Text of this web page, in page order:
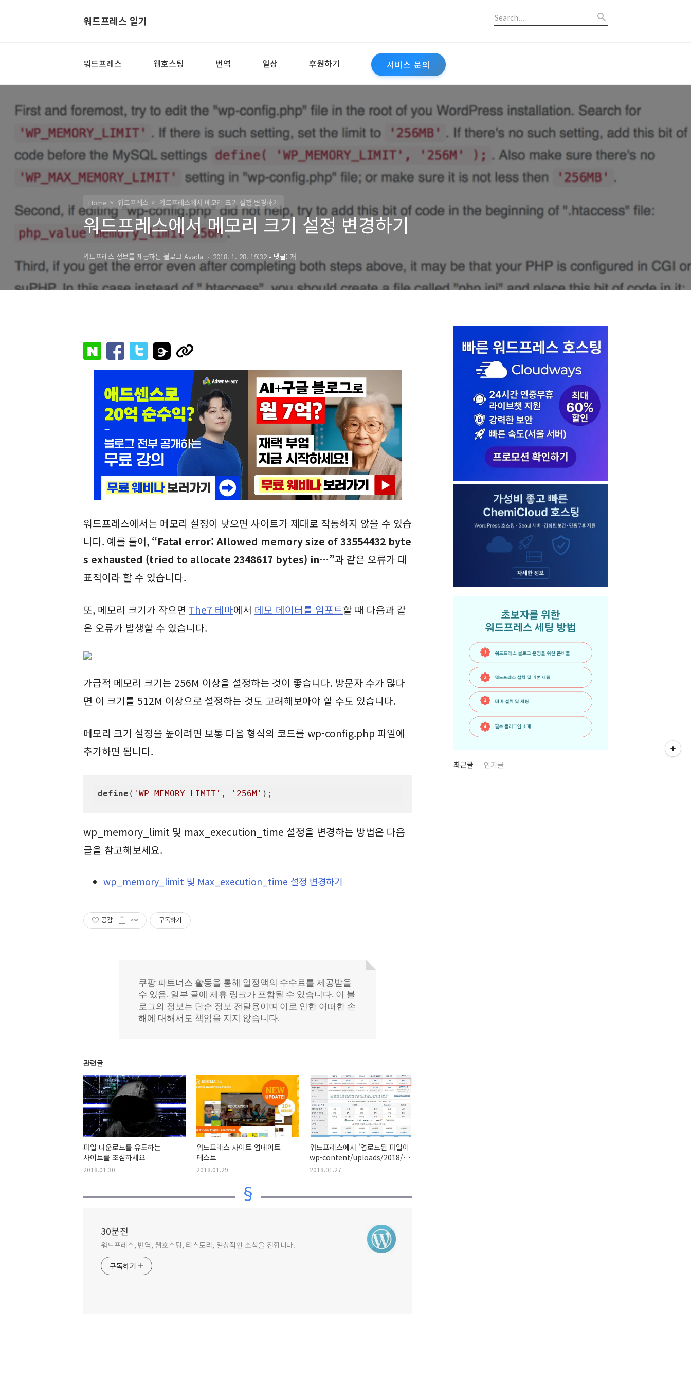
워드프레스 일기
워드프레스 웹호스팅 번역 일상 후원하기 서비스 문의
Home 워드프레스 워드프레스에서 메모리 크기 설정 변경하기
워드프레스에서 메모리 크기 설정 변경하기
워드프레스 정보를 제공하는 블로그 Avada 2018. 1. 28. 19:32 • 댓글: 개
워드프레스에서는 메모리 설정이 낮으면 사이트가 제대로 작동하지 않을 수 있습
니다. 예를 들어, “Fatal error: Allowed memory size of 33554432 byte
s exhausted (tried to allocate 2348617 bytes) in…”과 같은 오류가 대
표적이라 할 수 있습니다.
또, 메모리 크기가 작으면 The7 테마에서 데모 데이터를 임포트할 때 다음과 같
은 오류가 발생할 수 있습니다.
가급적 메모리 크기는 256M 이상을 설정하는 것이 좋습니다. 방문자 수가 많다
면 이 크기를 512M 이상으로 설정하는 것도 고려해보아야 할 수도 있습니다.
메모리 크기 설정을 높이려면 보통 다음 형식의 코드를 wp-config.php 파일에
추가하면 됩니다.
define ( 'WP_MEMORY_LIMIT' , '256M' );
wp_memory_limit 및 max_execution_time 설정을 변경하는 방법은 다음
글을 참고해보세요.
wp_memory_limit 및 Max_execution_time 설정 변경하기
공감 구독하기
관련글
파일 다운로드를 유도하는
사이트를 조심하세요
2018.01.30
워드프레스 사이트 업데이트
테스트
2018.01.29
워드프레스에서 '업로드된 파일이
wp-content/uploads/2018/01
로 옮겨질 수 없습니다.' 오류가
2018.01.27
30분전
워드프레스, 번역, 웹호스팅, 티스토리, 일상적인 소식을 전합니다.
구독하기
최
최근글 인기글